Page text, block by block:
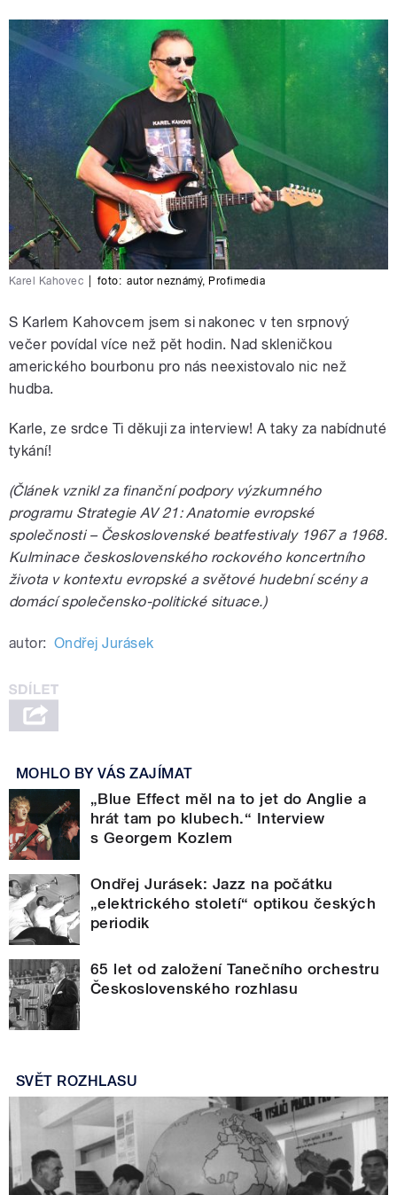
Karel Kahovec foto: autor neznámý, Profimedia
S Karlem Kahovcem jsem si nakonec v ten srpnový
večer povídal více než pět hodin. Nad skleničkou
amerického bourbonu pro nás neexistovalo nic než
hudba.
Karle, ze srdce Ti děkuji za interview! A taky za nabídnuté
tykání!
(Článek vznikl za finanční podpory výzkumného
programu Strategie AV 21: Anatomie evropské
společnosti – Československé beatfestivaly 1967 a 1968.
Kulminace československého rockového koncertního
života v kontextu evropské a světové hudební scény a
domácí společensko-politické situace.)
autor: Ondřej Jurásek
MOHLO BY VÁS ZAJÍMAT
„Blue Effect měl na to jet do Anglie a
hrát tam po klubech.“ Interview
s Georgem Kozlem
Ondřej Jurásek: Jazz na počátku
„elektrického století“ optikou českých
periodik
65 let od založení Tanečního orchestru
Československého rozhlasu
SVĚT ROZHLASU